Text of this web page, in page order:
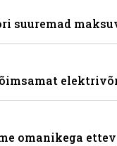
suuremad
omanikega